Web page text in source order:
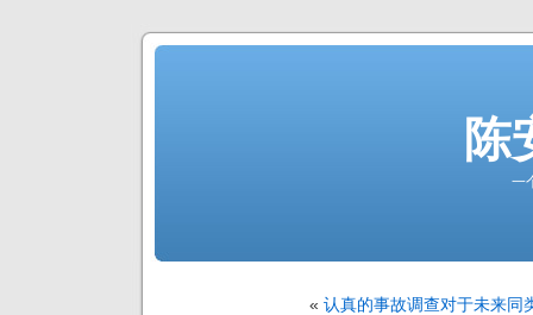
陈
一
« 认真的事故调查对于未来同